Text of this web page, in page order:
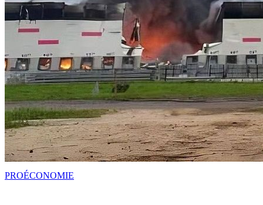
PROÉCONOMIE